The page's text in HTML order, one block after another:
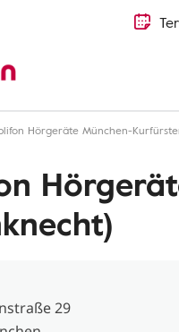
Hörgeräte München-
29